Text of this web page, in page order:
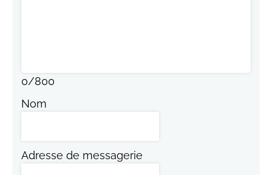
0/800
Nom
Adresse de messagerie